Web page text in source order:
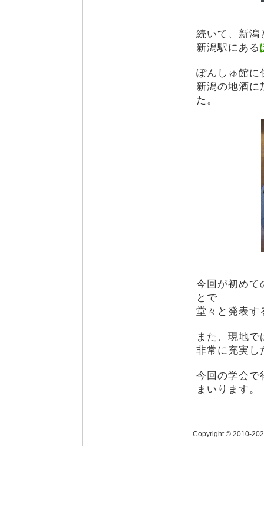
続いて、新潟
新潟駅にある
ぽんしゅ館に
新潟の地酒に
た。
今回が初めて
とで
堂々と発表す
また、現地
非常に充実し
今回の学会で
まいります。